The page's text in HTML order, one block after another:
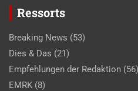
Ressorts
Breaking News (53)
Dies & Das (21)
Empfehlungen der Redaktion (56)
EMRK (8)